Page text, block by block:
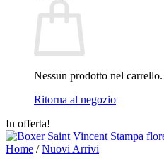
Nessun prodotto nel carrello.
Ritorna al negozio
In offerta!
Home / Nuovi Arrivi